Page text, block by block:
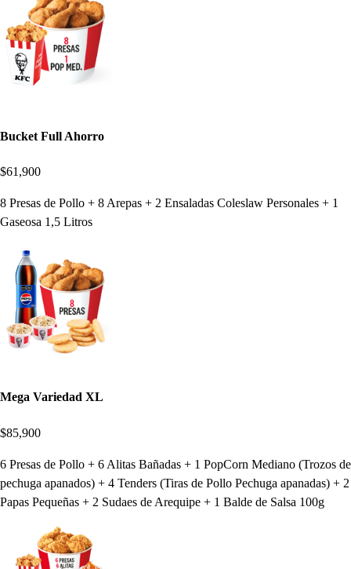
Bucket Full Ahorro
$61,900
8 Presas de Pollo + 8 Arepas + 2 Ensaladas Coleslaw Personales + 1
Gaseosa 1,5 Litros
Mega Variedad XL
$85,900
6 Presas de Pollo + 6 Alitas Bañadas + 1 PopCorn Mediano (Trozos de
pechuga apanados) + 4 Tenders (Tiras de Pollo Pechuga apanadas) + 2
Papas Pequeñas + 2 Sudaes de Arequipe + 1 Balde de Salsa 100g